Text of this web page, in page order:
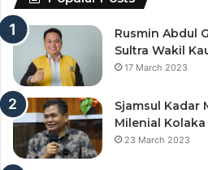
Rusmin Abdul
Sultra Wakil
17 March 2023
Sjamsul Kadar
Milenial Kolaka
23 March 2023